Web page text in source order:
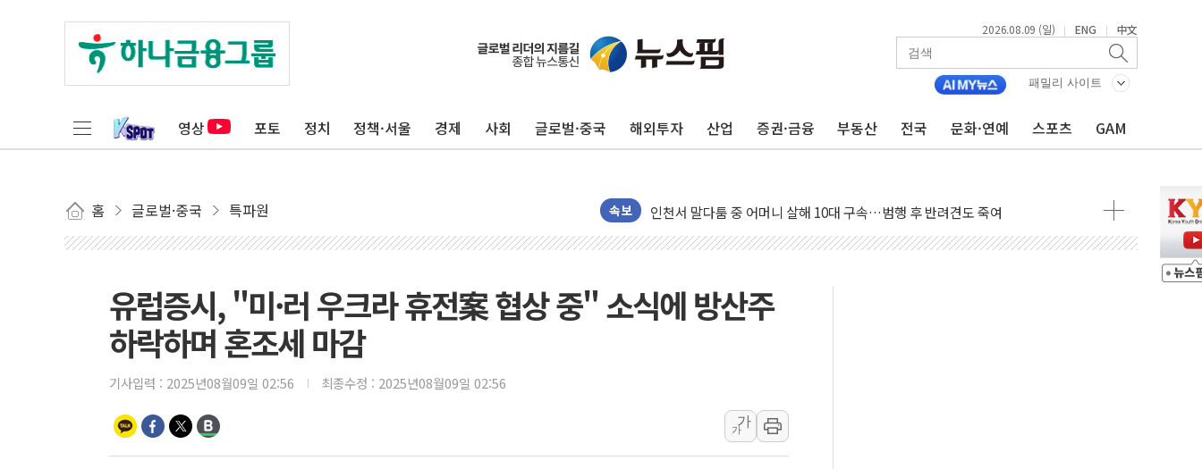
2026.08.09 (일) | ENG | 中文
패밀리 사이트
영상 포토 정치 정책·서울 경제 사회 글로벌·중국 해외투자 산업 증권·금융 부동산 전국 문화·연예 스포츠 GAM
홈 글로벌·중국 특파원 속보
[종합] 김민석, 정청래에 누적 '1.48%p' 차 선두 유지...金 46.01% vs 鄭 44.53%
인천서 말다툼 중 어머니 살해 10대 구속…범행 후 반려견도 죽여
김민석, 강원·대구·경북 경선서 정청래에 승리…金 48.54% vs 鄭 44.40%
[속보] 민주, 경북 경선 결과 발표...김민석 47.37% 정청래 45.71% 송영길 6.92%
[속보] 민주, 대구 경선 결과 발표...정청래 47.82% 김민석 46.35% 송영길 5.83%
하나금융, 명동 소상공인에 '행복상자' 전달
인천시 광복절 현수막 '태극기 거꾸로' 논란…이틀만에 철거
유럽증시, "미·러 우크라 휴전案 협상 중" 소식에 방산주
하락하며 혼조세 마감
기사입력 : 2025년08월09일 02:56 최종수정 : 2025년08월09일 02:56
가
가